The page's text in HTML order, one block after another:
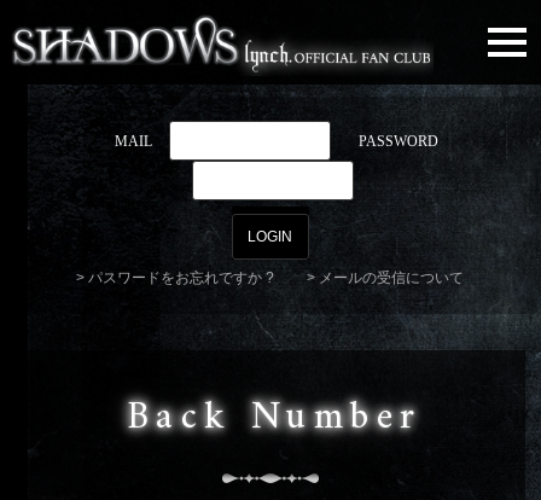
MAIL PASSWORD
パスワードをお忘れですか ? メールの受信について
Back Number